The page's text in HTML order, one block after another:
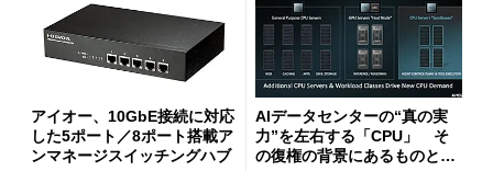
アイオー、10GbE接続に対応
した5ポート／8ポート搭載ア
ンマネージスイッチングハブ
AIデータセンターの“真の実
力”を左右する「CPU」 そ
の復権の背景にあるものと